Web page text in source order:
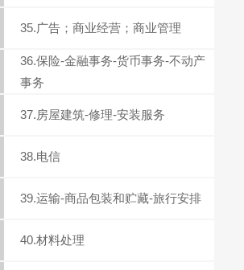
35.广告；商业经营；商业管理
36.保险-金融事务-货币事务-不动产
事务
37.房屋建筑-修理-安装服务
38.电信
39.运输-商品包装和贮藏-旅行安排
40.材料处理